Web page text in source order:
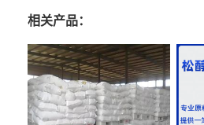
相关产品：